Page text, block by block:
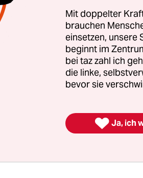
frischen Luft oder
Mal vor ganzen zehn
das Maximum der
sie ihre Etage nicht mehr
Aufzüge ihres Wohnhauses
ihn passt ihr Rollstuhl.
Mit doppelter
brauchen
einsetzen, unsere
beginnt im
bei taz zahl ich
die linke,
bevor sie
 Ja, ich